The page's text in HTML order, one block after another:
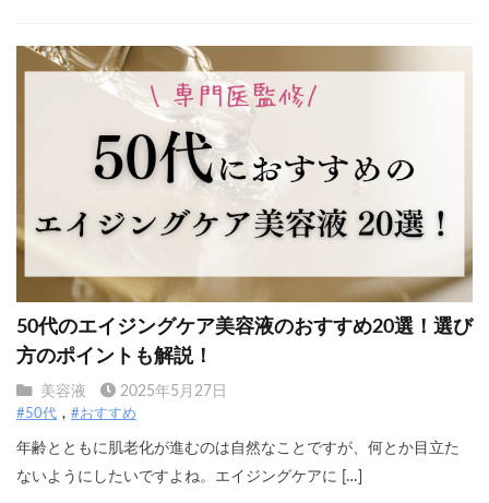
50代のエイジングケア美容液のおすすめ20選！選び
方のポイントも解説！
美容液 2025年5月27日
#50代 #おすすめ
年齢とともに肌老化が進むのは自然なことですが、何とか目立た
ないようにしたいですよね。エイジングケアに […]